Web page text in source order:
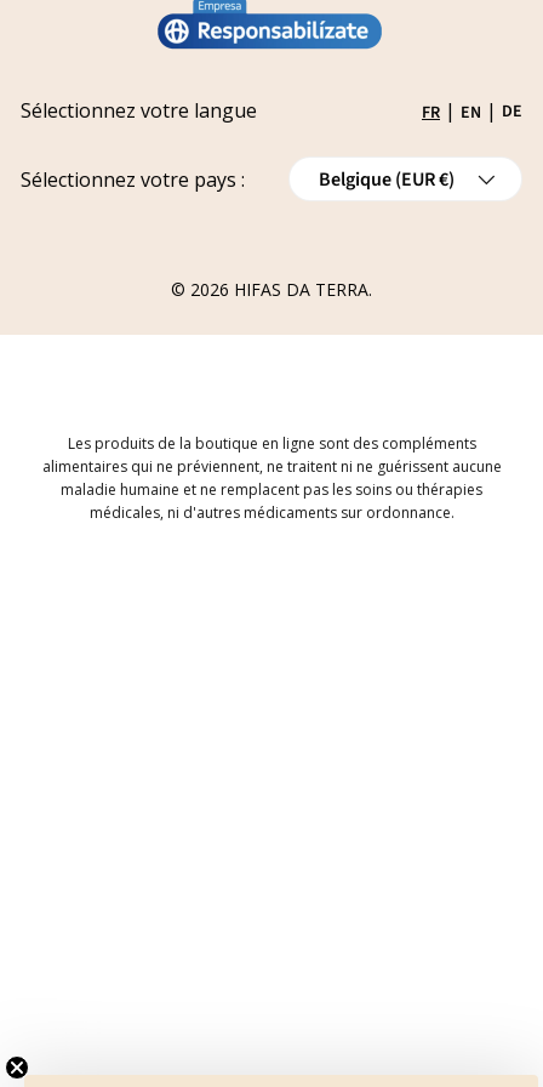
Conviértete en distribuidor
Travailler avec nous
Politique de confidentialité
Politique de remboursement
Annulations
Laissez-nous ici votre réclamation
Suivi de votre réclamation
Sélectionnez votre langue FR | EN | DE
Sélectionnez votre pays :
Pays
Belgique (EUR €)
© 2026 HIFAS DA TERRA.
Les produits de la boutique en ligne sont des compléments
alimentaires qui ne préviennent, ne traitent ni ne guérissent aucune
maladie humaine et ne remplacent pas les soins ou thérapies
médicales, ni d'autres médicaments sur ordonnance.